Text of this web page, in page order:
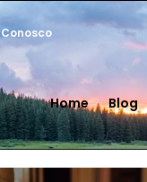
Home Blog